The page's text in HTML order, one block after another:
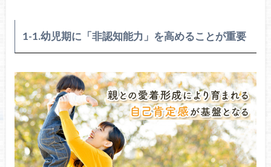
1-1.幼児期に「非認知能力」を高めることが重要